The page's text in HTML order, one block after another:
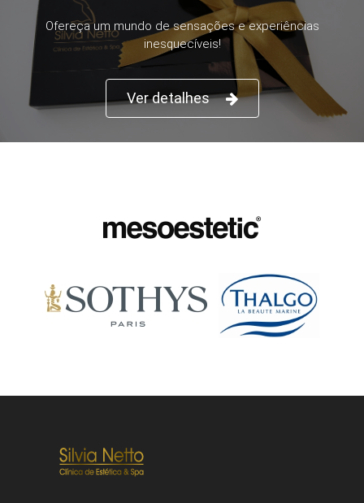
Ofereça um mundo de sensações e experiências
inesquecíveis!
Ver detalhes